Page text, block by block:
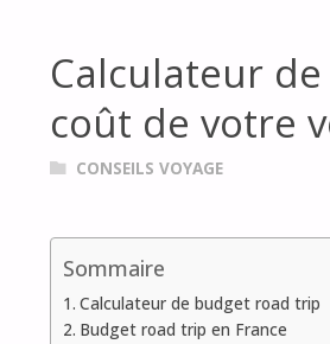
Calculateur
coût de votre
CONSEILS VOYAGE
Sommaire
Calculateur de budget road trip
Budget road trip en France